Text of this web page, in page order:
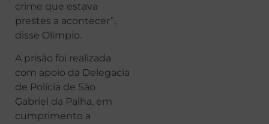
crime que estava
prestes a acontecer”,
disse Olímpio.
A prisão foi realizada
com apoio da Delegacia
de Polícia de São
Gabriel da Palha, em
cumprimento a